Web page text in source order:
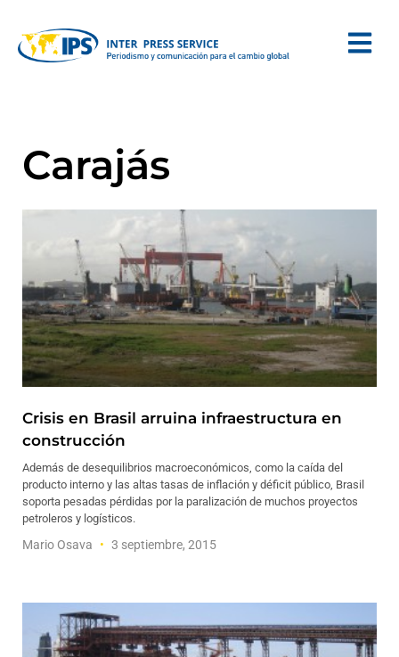
Carajás
Crisis en Brasil arruina infraestructura en
construcción
Además de desequilibrios macroeconómicos, como la caída del
producto interno y las altas tasas de inflación y déficit público, Brasil
soporta pesadas pérdidas por la paralización de muchos proyectos
petroleros y logísticos.
Mario Osava 3 septiembre, 2015